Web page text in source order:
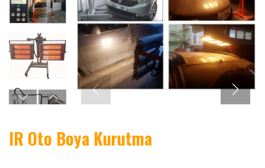
IR Oto Boya Kurutma